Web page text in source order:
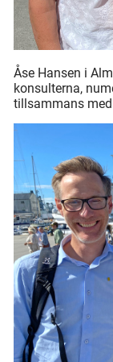
Åse Hansen i
konsulterna,
tillsammans